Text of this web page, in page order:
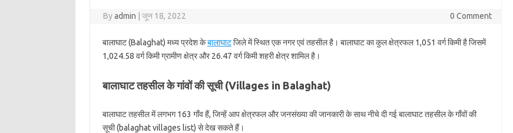
Byadmin जून 18, 2022 0 Comment
बालाघाट (Balaghat) मध्य प्रदेश केबालाघाटजिले में स्थित एक नगर एवं तहसील है। बालाघाट का कुल क्षेत्रफल 1,051 वर्ग किमी है जिसमें
1,024.58 वर्ग किमी ग्रामीण क्षेत्र और 26.47 वर्ग किमी शहरी क्षेत्र शामिल है।
बालाघाट तहसील के गांवों की सूची (Villages in Balaghat)
बालाघाट तहसील में लगभग 163 गाँव हैं, जिन्हें आप क्षेत्रफल और जनसंख्या की जानकारी के साथ नीचे दी गई बालाघाट तहसील के गाँवों की
सूची (balaghat villages list) से देख सकते हैं।